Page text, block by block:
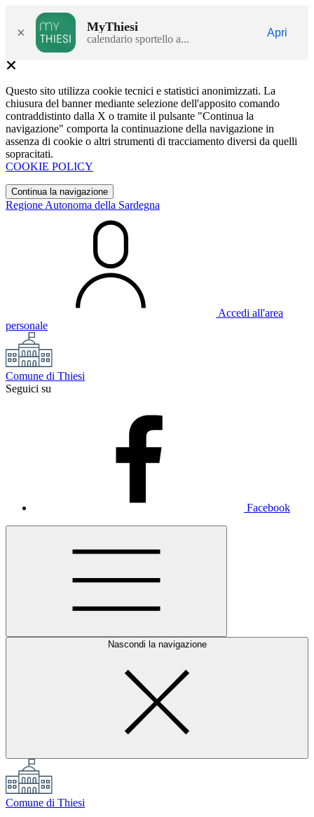
× MyThiesi
calendario sportello a...
Apri
Questo sito utilizza cookie tecnici e statistici anonimizzati. La
chiusura del banner mediante selezione dell'apposito comando
contraddistinto dalla X o tramite il pulsante "Continua la
navigazione" comporta la continuazione della navigazione in
assenza di cookie o altri strumenti di tracciamento diversi da quelli
sopracitati.
COOKIE POLICY
Continua la navigazione
Regione Autonoma della Sardegna
Accedi all'area
personale
Comune di Thiesi
Seguici su
Facebook
Nascondi la navigazione
Comune di Thiesi